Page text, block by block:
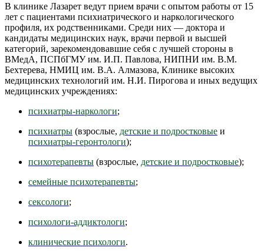
В клинике Лазарет ведут прием врачи с опытом работы от 15
лет с пациентами психиатрического и наркологического
профиля, их родственниками. Среди них — доктора и
кандидаты медицинских наук, врачи первой и высшей
категорий, зарекомендовавшие себя с лучшей стороны в
ВМедА, ПСПбГМУ им. И.П. Павлова, НИПНИ им. В.М.
Бехтерева, НМИЦ им. В.А. Алмазова, Клинике высоких
медицинских технологий им. Н.И. Пирогова и иных ведущих
медицинских учреждениях:
психиатры-наркологи;
психиатры (взрослые, детские и подростковые и
психиатры-геронтологи);
психотерапевты (взрослые, детские и подростковые);
семейные психотерапевты;
сексологи;
психологи-аддиктологи;
клинические психологи.